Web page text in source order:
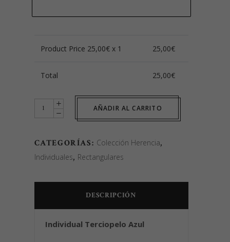
Product Price 25,00€ x 1 25,00€
Total 25,00€
Individual
quantity
AÑADIR AL CARRITO
CATEGORÍAS: Colección Herencia,
Individuales, Rectangulares
DESCRIPCIÓN
Individual Terciopelo Azul